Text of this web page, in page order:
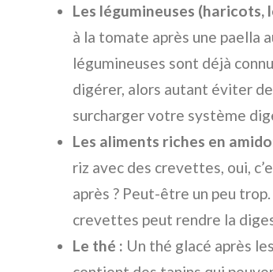
Les légumineuses (haricots,
à la tomate après une paella
légumineuses sont déjà
digérer, alors autant éviter
surcharger votre système
Les aliments riches en
riz avec des crevettes, oui,
après ? Peut-être un peu
crevettes peut rendre la
Le thé : Un thé glacé après